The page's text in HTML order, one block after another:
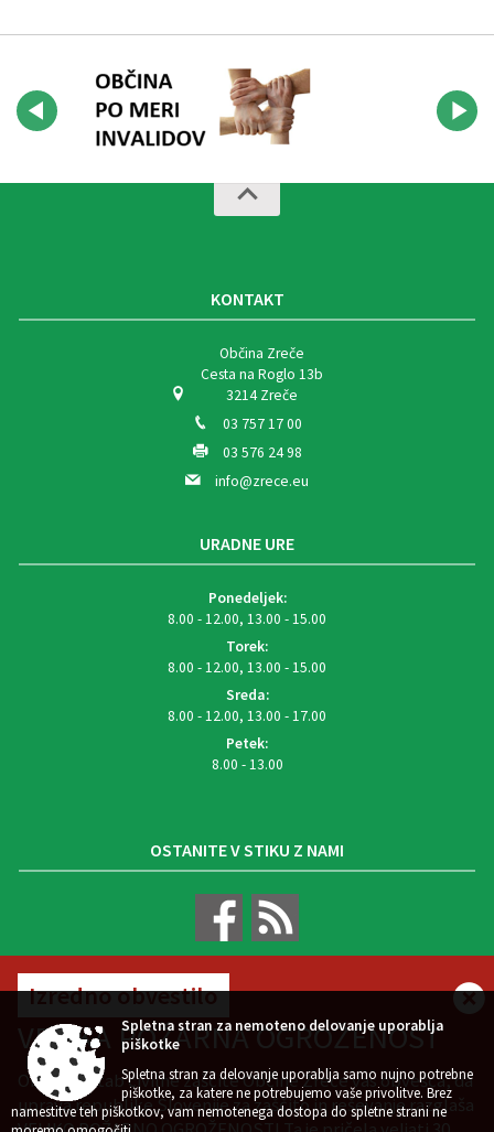
Izredno obvestilo
VELIKA POŽARNA OGROŽENOST
Občinski štab civilne zaščite Občine Zreče vas obvešča, da
uprava republike Slovenije za zaščito in reševanje razglaša
KONTAKT
Občina Zreče
Cesta na Roglo 13b
3214 Zreče
03 757 17 00
03 576 24 98
info@zrece.eu
URADNE URE
Ponedeljek:
8.00 - 12.00, 13.00 - 15.00
Torek:
8.00 - 12.00, 13.00 - 15.00
Sreda:
8.00 - 12.00, 13.00 - 17.00
Petek:
8.00 - 13.00
OSTANITE V STIKU Z NAMI
VREMENSKA NAPOVED
Zasnova, izvedba in vzdrževanje: Sigmateh d.o.o.
Spletna stran za nemoteno delovanje uporablja
piškotke
Spletna stran za delovanje uporablja samo nujno potrebne
piškotke, za katere ne potrebujemo vaše privolitve. Brez
namestitve teh piškotkov, vam nemotenega dostopa do spletne strani ne